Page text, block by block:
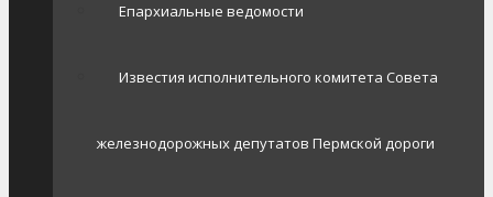
Епархиальные ведомости
Известия исполнительного комитета Совета
железнодорожных депутатов Пермской дороги